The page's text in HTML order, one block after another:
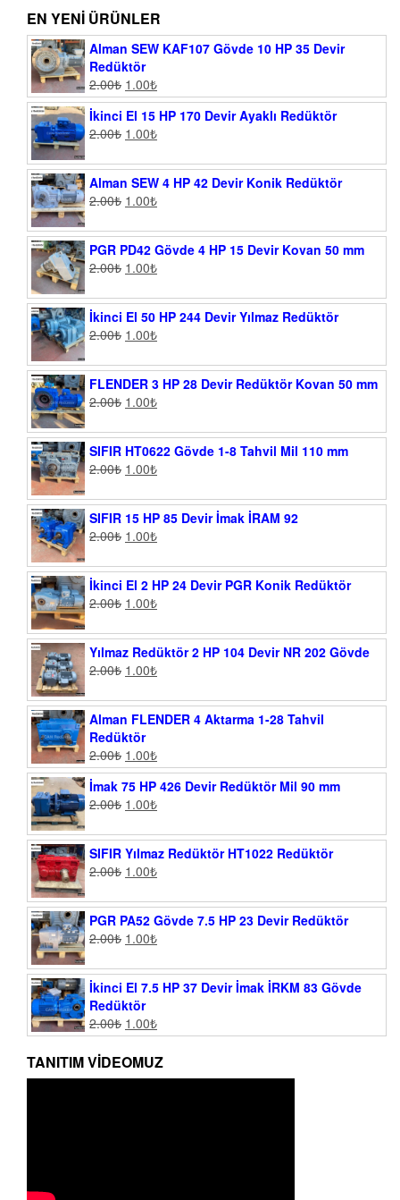
EN YENI ÜRÜNLER
Alman SEW KAF107 Gövde 10 HP 35 Devir
Redüktör
2.00₺ 1.00₺
İkinci El 15 HP 170 Devir Ayaklı Redüktör
2.00₺ 1.00₺
Alman SEW 4 HP 42 Devir Konik Redüktör
2.00₺ 1.00₺
PGR PD42 Gövde 4 HP 15 Devir Kovan 50 mm
2.00₺ 1.00₺
İkinci El 50 HP 244 Devir Yılmaz Redüktör
2.00₺ 1.00₺
FLENDER 3 HP 28 Devir Redüktör Kovan 50 mm
2.00₺ 1.00₺
SIFIR HT0622 Gövde 1-8 Tahvil Mil 110 mm
2.00₺ 1.00₺
SIFIR 15 HP 85 Devir İmak İRAM 92
2.00₺ 1.00₺
İkinci El 2 HP 24 Devir PGR Konik Redüktör
2.00₺ 1.00₺
Yılmaz Redüktör 2 HP 104 Devir NR 202 Gövde
2.00₺ 1.00₺
Alman FLENDER 4 Aktarma 1-28 Tahvil
Redüktör
2.00₺ 1.00₺
İmak 75 HP 426 Devir Redüktör Mil 90 mm
2.00₺ 1.00₺
SIFIR Yılmaz Redüktör HT1022 Redüktör
2.00₺ 1.00₺
PGR PA52 Gövde 7.5 HP 23 Devir Redüktör
2.00₺ 1.00₺
İkinci El 7.5 HP 37 Devir İmak İRKM 83 Gövde
Redüktör
2.00₺ 1.00₺
TANITIM VIDEOMUZ